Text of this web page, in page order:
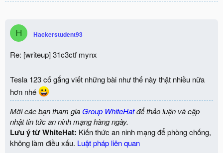
H Hackerstudent93
Re: [writeup] 31c3ctf mynx
Tesla 123 cố gắng viết những bài như thế này thật nhiều nữa
hơn nhé
Mời các bạn tham gia Group WhiteHatđể thảo luận và cập
nhật tin tức an ninh mạng hàng ngày.
Lưu ý từ WhiteHat: Kiến thức an ninh mạng để phòng chống,
không làm điều xấu. Luật pháp liên quan